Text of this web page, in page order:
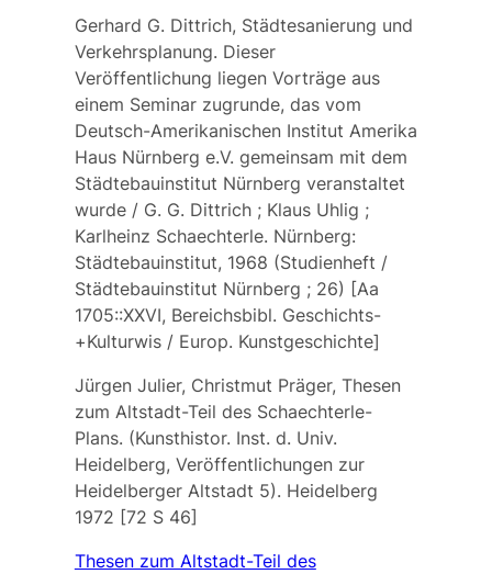
Gerhard G. Dittrich, Städtesanierung und
Verkehrsplanung. Dieser
Veröffentlichung liegen Vorträge aus
einem Seminar zugrunde, das vom
Deutsch-Amerikanischen Institut Amerika
Haus Nürnberg e.V. gemeinsam mit dem
Städtebauinstitut Nürnberg veranstaltet
wurde / G. G. Dittrich ; Klaus Uhlig ;
Karlheinz Schaechterle. Nürnberg:
Städtebauinstitut, 1968 (Studienheft /
Städtebauinstitut Nürnberg ; 26) [Aa
1705::XXVI, Bereichsbibl. Geschichts-
+Kulturwis / Europ. Kunstgeschichte]
Jürgen Julier, Christmut Präger, Thesen
zum Altstadt-Teil des Schaechterle-
Plans. (Kunsthistor. Inst. d. Univ.
Heidelberg, Veröffentlichungen zur
Heidelberger Altstadt 5). Heidelberg
1972 [72 S 46]
Thesen zum Altstadt-Teil des